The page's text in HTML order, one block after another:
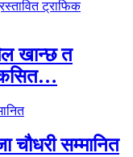
खान्छ त
चौधरी सम्मानित